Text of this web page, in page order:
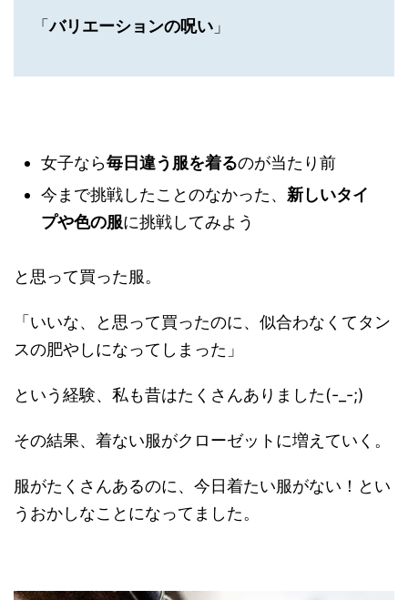
「バリエーションの呪い 」
女子なら毎日違う服を着るのが当たり前
今まで挑戦したことのなかった、 新しいタイ
プや色の服に挑戦してみよう
と思って買った服。
「いいな、と思って買ったのに、似合わなくてタン
スの肥やしになってしまった」
という経験、私も昔はたくさんありました(-_-;)
その結果、着ない服がクローゼットに増えていく。
服がたくさんあるのに、今日着たい服がない！とい
うおかしなことになってました。